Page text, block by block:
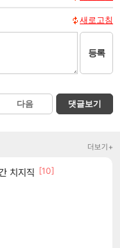
새로고침
등록
다음 댓글보기
더보기+
치지직 [10]